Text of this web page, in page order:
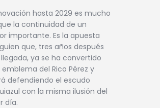
hasta 2029 es mucho
la continuidad de un
importante. Es la apuesta
que, tres años después
ya se ha convertido
emblema del Rico Pérez y
defendiendo el escudo
con la misma ilusión del
día.